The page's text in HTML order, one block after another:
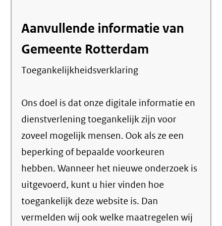
Aanvullende informatie van
Gemeente Rotterdam
Toegankelijkheidsverklaring
Ons doel is dat onze digitale informatie en
dienstverlening toegankelijk zijn voor
zoveel mogelijk mensen. Ook als ze een
beperking of bepaalde voorkeuren
hebben. Wanneer het nieuwe onderzoek is
uitgevoerd, kunt u hier vinden hoe
toegankelijk deze website is. Dan
vermelden wij ook welke maatregelen wij